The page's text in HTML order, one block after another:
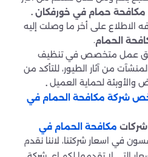
مكافحة حمام في خورفكان .
الاطلاع على أخر ما وصلت إليه
الحمام.
عمل متخصص في تنظيف
من آثار الطيور، للتأكد من
والأوبئة لحماية العميل .
شركة مكافحة الحمام في
شركات مكافحة الحمام في
في اسعار شركتنا، لاننا نقدم